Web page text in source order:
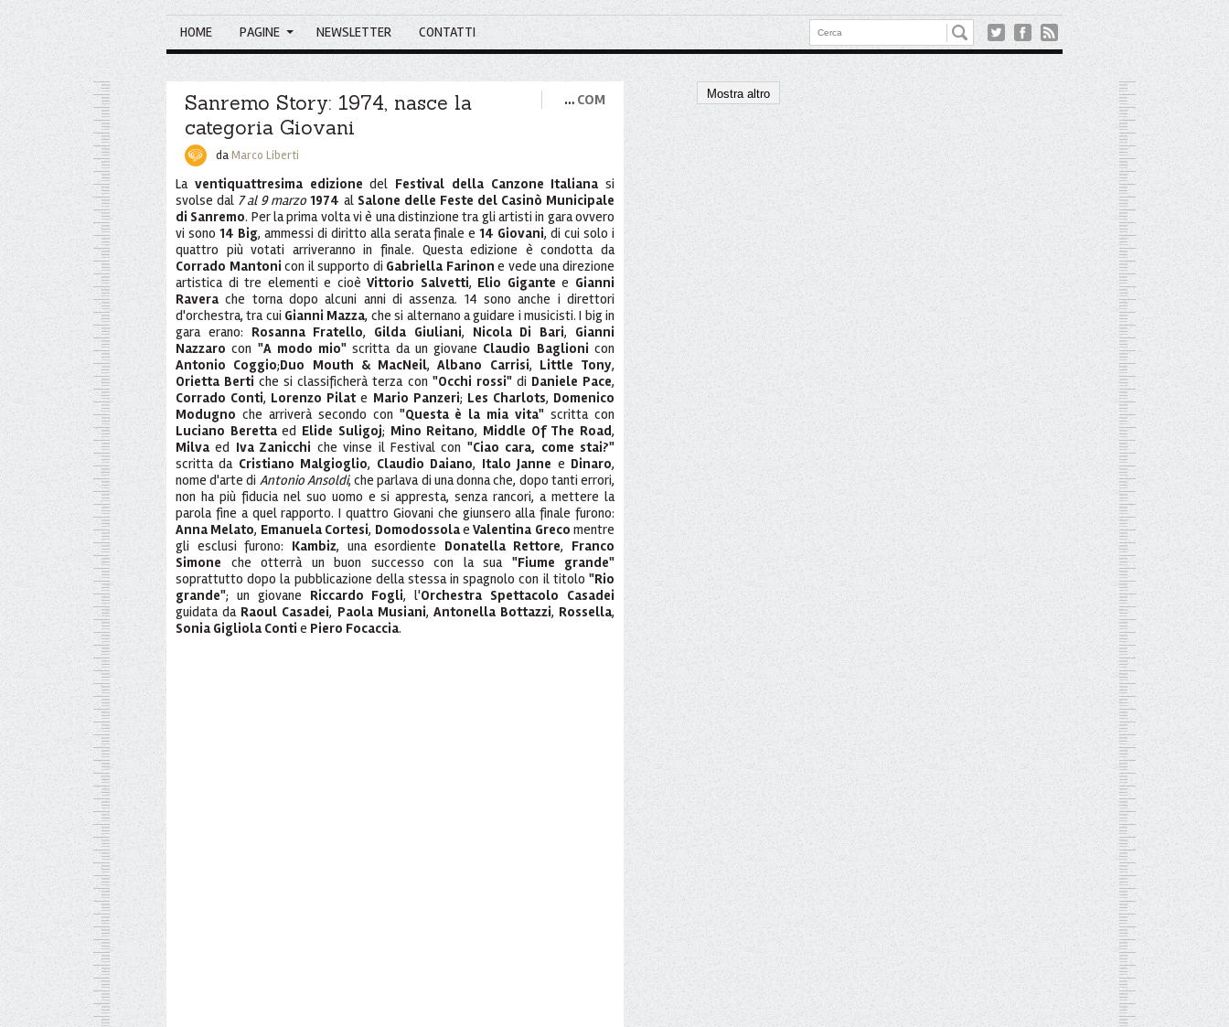
HOME PAGINE NEWSLETTER CONTATTI
Sanremo Story: 1974, nasce la
categoria Giovani
… COM
daMarco Liberti
La ventiquattresima edizione del Festival della Canzone Italianasi
svolse dal 7 al 9 marzo 1974 al Salone delle Feste del Casinò Municipale
di Sanremo. Per la prima volta vi è una distinzione tra gli artisti in gara ovvero
vi sono 14 Big, ammessi di diritto alla serata finale e14 Giovani, di cui solo i
quattro più votati arriveranno in finale. Questa edizione è condotta da
Corrado Mantoni con il supporto di Gabriella Farinon e vede una direzione
artistica di tre elementi e cioèVittorio Salvetti, Elio Gigante e Gianni
Raverache torna dopo alcuni anni di assenza. 14 sono anche i direttori
d'orchestra, tra cui Gianni Mazza, che si alternano a guidare i musicisti. I big in
gara erano: Rosanna Fratello, Gilda Giuliani, Nicola Di Bari, Gianni
Nazzaro con "A modo mio" scritta da un giovane Claudio Baglioni con
Antonio Coggio;Duo Mouth & MacNeil,Albano Carrisi, Little Tony,
Orietta Berti che si classificherà terza con "Occhi rossi"di Daniele Pace,
Corrado Conti, Lorenzo Pilate Mario Panzeri; Les Charlots, Domenico
Modugno che arriverà secondo con "Questa è la mia vita" scritta con
Luciano Berettaed Elide Suligoj; Mino Reitano, Middle Of The Road,
Milvaed Iva Zanicchi che vinse il Festival con "Ciao cara, come stai?"
scritta da Cristiano Malgioglio, Claudio Daiano, Italo Janne e Dinaro,
nome d'arte di Antonio Ansoldi, che parlava di una donna che, dopo tanti errori,
non ha più fiducia nel suo uomo e si appresta, senza rancori, a mettere la
parola fine a quel rapporto. I quattro Giovani che giunsero alla finale furono:
Anna Melato, Emanuela Cortesi, DomodossolaeValentina Greco mentre
gli esclusi furono: Kambiz, una esordiente Donatella Rettore, Franco
Simone che otterrà un buon successo con la sua "Fiume grande"
soprattutto dopo la pubblicazione della stessa in spagnolo con il titolo "Rio
grande"; un giovane Riccardo Fogli, l'Orchestra Spettacolo Casadei
guidata da Raoul Casadei, Paola Musiani, Antonella Bottazzi, Rossella,
Sonia Gigliola Conti e Piero Focaccia.
Mostra altro